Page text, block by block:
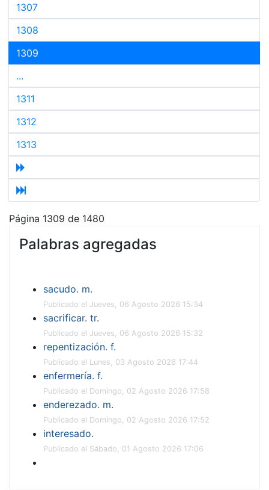
1307
1308
1309
...
1311
1312
1313
Página 1309 de 1480
Palabras agregadas
sacudo. m.
Publicado el Jueves, 06 Agosto 2026 15:34
sacrificar. tr.
Publicado el Jueves, 06 Agosto 2026 15:32
repentización. f.
Publicado el Lunes, 03 Agosto 2026 17:44
enfermería. f.
Publicado el Domingo, 02 Agosto 2026 17:58
enderezado. m.
Publicado el Domingo, 02 Agosto 2026 17:52
interesado.
Publicado el Sábado, 01 Agosto 2026 17:06